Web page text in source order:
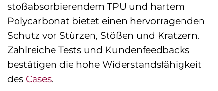
stoßabsorbierendem TPU und hartem
Polycarbonat bietet einen hervorragenden
Schutz vor Stürzen, Stößen und Kratzern.
Zahlreiche Tests und Kundenfeedbacks
bestätigen die hohe Widerstandsfähigkeit
des Cases.